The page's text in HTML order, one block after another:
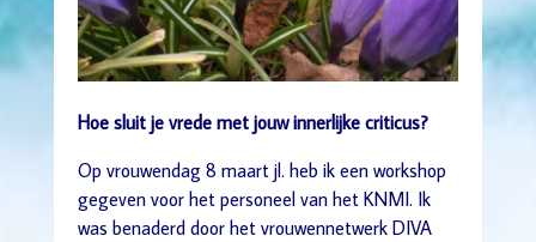
Hoe sluit je vrede met jouw innerlijke criticus?
Op vrouwendag 8 maart jl. heb ik een workshop
gegeven voor het personeel van het KNMI. Ik
was benaderd door het vrouwennetwerk DIVA